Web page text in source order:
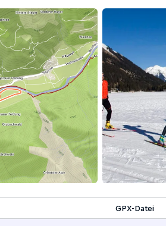
GPX-Datei